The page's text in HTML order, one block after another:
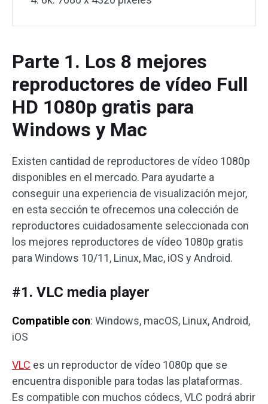
Parte 1. Los 8 mejores
reproductores de vídeo Full
HD 1080p gratis para
Windows y Mac
Existen cantidad de reproductores de vídeo 1080p
disponibles en el mercado. Para ayudarte a
conseguir una experiencia de visualización mejor,
en esta sección te ofrecemos una colección de
reproductores cuidadosamente seleccionada con
los mejores reproductores de vídeo 1080p gratis
para Windows 10/11, Linux, Mac, iOS y Android.
#1. VLC media player
Compatible con: Windows, macOS, Linux, Android,
iOS
VLC es un reproductor de vídeo 1080p que se
encuentra disponible para todas las plataformas.
Es compatible con muchos códecs, VLC podrá abrir